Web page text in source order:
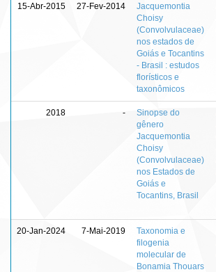
15-Abr-2015 27-Fev-2014
Jacquemontia
Choisy
(Convolvulaceae)
nos estados de
Goiás e Tocantins
- Brasil : estudos
florísticos e
taxonômicos
2018 -
Sinopse do
gênero
Jacquemontia
Choisy
(Convolvulaceae)
nos Estados de
Goiás e
Tocantins, Brasil
20-Jan-2024 7-Mai-2019
Taxonomia e
filogenia
molecular de
Bonamia Thouars